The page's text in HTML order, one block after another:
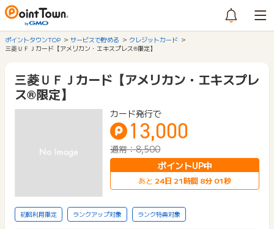
ポイントタウンTOP サービスで貯める
クレジットカード
三菱ＵＦＪカード【アメリカン・エキスプレス®限定】
三菱ＵＦＪカード【アメリカン・エキスプレ
ス®限定】
カード発行で
13,000
通常：8,500
ポイントUP中
あと 24日 21時間 8分 01秒
初回利用限定 ランクアップ対象 ランク特典対象